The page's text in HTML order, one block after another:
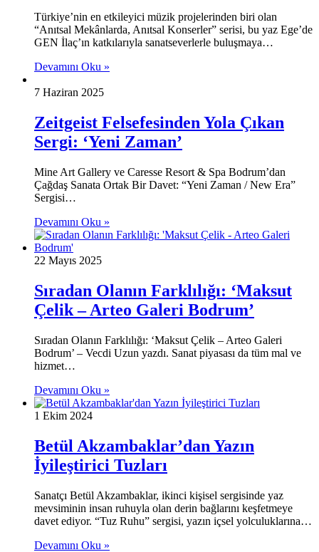
Türkiye’nin en etkileyici müzik projelerinden biri olan
“Anıtsal Mekânlarda, Anıtsal Konserler” serisi, bu yaz Ege’de
GEN İlaç’ın katkılarıyla sanatseverlerle buluşmaya…
Devamını Oku »
7 Haziran 2025
Zeitgeist Felsefesinden Yola Çıkan
Sergi: ‘Yeni Zaman’
Mine Art Gallery ve Caresse Resort & Spa Bodrum’dan
Çağdaş Sanata Ortak Bir Davet: “Yeni Zaman / New Era”
Sergisi…
Devamını Oku »
22 Mayıs 2025
Sıradan Olanın Farklılığı: ‘Maksut
Çelik – Arteo Galeri Bodrum’
Sıradan Olanın Farklılığı: ‘Maksut Çelik – Arteo Galeri
Bodrum’ – Vecdi Uzun yazdı. Sanat piyasası da tüm mal ve
hizmet…
Devamını Oku »
1 Ekim 2024
Betül Akzambaklar’dan Yazın
İyileştirici Tuzları
Sanatçı Betül Akzambaklar, ikinci kişisel sergisinde yaz
mevsiminin insan ruhuyla olan derin bağlarını keşfetmeye
davet ediyor. “Tuz Ruhu” sergisi, yazın içsel yolculuklarına…
Devamını Oku »